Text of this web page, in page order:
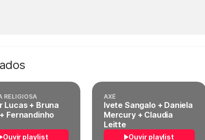
RELIGIOSA
Lucas + Bruna
Fernandinho
Ouvir playlist
AXÉ
Ivete Sangalo + Daniela
Mercury + Claudia
Leitte
Ouvir playlist